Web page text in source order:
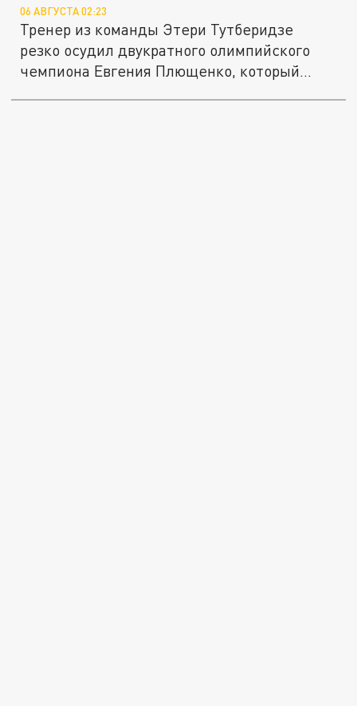
06 АВГУСТА 02:23
Тренер из команды Этери Тутберидзе
резко осудил двукратного олимпийского
чемпиона Евгения Плющенко, который...